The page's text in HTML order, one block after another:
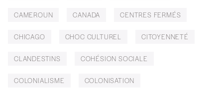
CAMEROUN CANADA CENTRES FERMÉS
CHICAGO CHOC CULTUREL CITOYENNETÉ
CLANDESTINS COHÉSION SOCIALE
COLONIALISME COLONISATION